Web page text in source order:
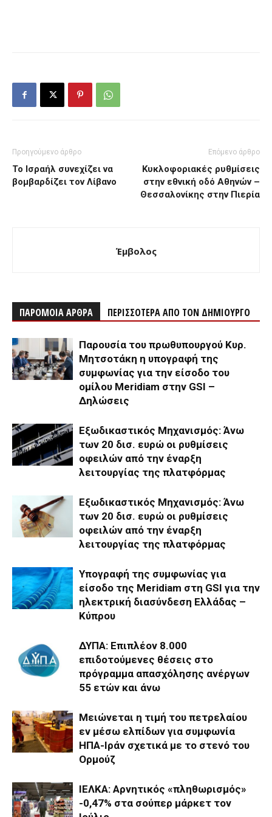
Προηγούμενο άρθρο
Το Ισραήλ συνεχίζει να
βομβαρδίζει τον Λίβανο
Επόμενο άρθρο
Κυκλοφοριακές ρυθμίσεις
στην εθνική οδό Αθηνών –
Θεσσαλονίκης στην Πιερία
Έμβολος
ΠΑΡΟΜΟΙΑ ΑΡΘΡΑ ΠΕΡΙΣΣΟΤΕΡΑ ΑΠΟ ΤΟΝ ΔΗΜΙΟΥΡΓΟ
Παρουσία του πρωθυπουργού Κυρ.
Μητσοτάκη η υπογραφή της
συμφωνίας για την είσοδο του
ομίλου Meridiam στην GSI –
Δηλώσεις
Εξωδικαστικός Μηχανισμός: Άνω
των 20 δισ. ευρώ οι ρυθμίσεις
οφειλών από την έναρξη
λειτουργίας της πλατφόρμας
Εξωδικαστικός Μηχανισμός: Άνω
των 20 δισ. ευρώ οι ρυθμίσεις
οφειλών από την έναρξη
λειτουργίας της πλατφόρμας
Υπογραφή της συμφωνίας για
είσοδο της Meridiam στη GSI για την
ηλεκτρική διασύνδεση Ελλάδας –
Κύπρου
ΔΥΠΑ: Επιπλέον 8.000
επιδοτούμενες θέσεις στο
πρόγραμμα απασχόλησης ανέργων
55 ετών και άνω
Μειώνεται η τιμή του πετρελαίου
εν μέσω ελπίδων για συμφωνία
ΗΠΑ-Ιράν σχετικά με το στενό του
Ορμούζ
ΙΕΛΚΑ: Αρνητικός «πληθωρισμός»
-0,47% στα σούπερ μάρκετ τον